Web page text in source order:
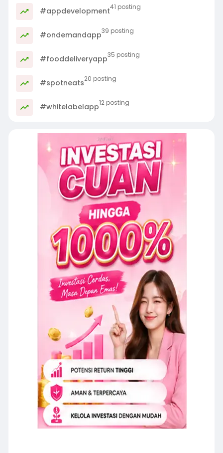
#appdevelopment41 posting
#ondemandapp39 posting
#fooddeliveryapp35 posting
#spotneats20 posting
#whitelabelapp12 posting